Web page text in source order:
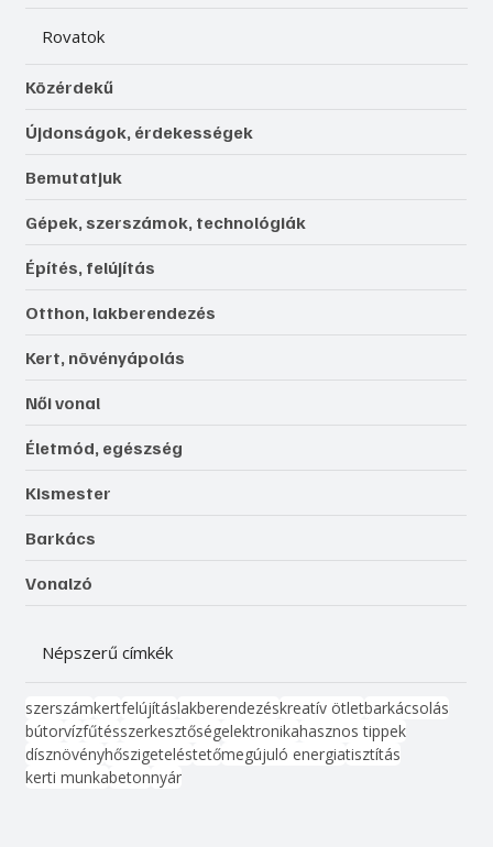
Rovatok
Közérdekű
Újdonságok, érdekességek
Bemutatjuk
Gépek, szerszámok, technológiák
Építés, felújítás
Otthon, lakberendezés
Kert, növényápolás
Női vonal
Életmód, egészség
Kismester
Barkács
Vonalzó
Népszerű címkék
szerszámkertfelújításlakberendezéskreatív ötletbarkácsolás
bútorvízfűtésszerkesztőségelektronikahasznos tippek
dísznövényhőszigeteléstetőmegújuló energiatisztítás
kerti munkabetonnyár